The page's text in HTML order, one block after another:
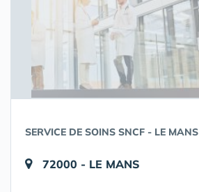
SERVICE DE SOINS SNCF - LE MANS
72000 - LE MANS